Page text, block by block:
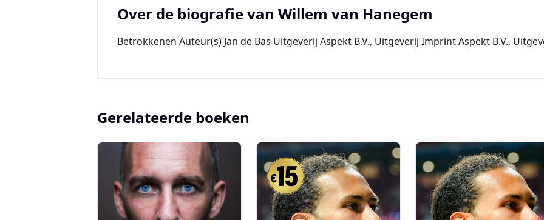
Over de biografie van Willem van Hanegem
Betrokkenen Auteur(s) Jan de Bas Uitgeverij Aspekt B.V., Uitgeverij Imprint Aspekt B.V.,
Gerelateerde boeken